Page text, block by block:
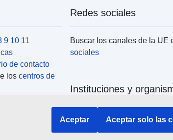
9 10 11
de contacto
los centros de
Redes sociales
Buscar los canales de la UE
sociales
Instituciones y
Buscar todas las
Aceptar Aceptar solo las